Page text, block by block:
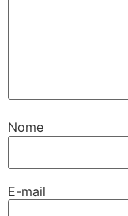
Nome
E-mail